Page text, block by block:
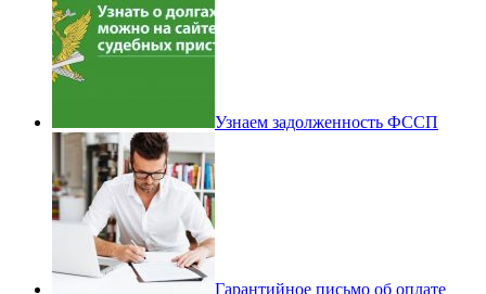
Узнаем задолженность ФССП
Гарантийное письмо об оплате